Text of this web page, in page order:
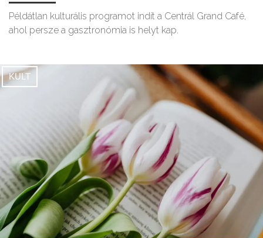
Példátlan kulturális programot indít a Centrál Grand Café,
ahol persze a gasztronómia is helyt kap.
KULT